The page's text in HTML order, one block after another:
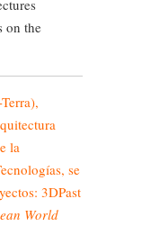
on the
la
se
3DPast
World